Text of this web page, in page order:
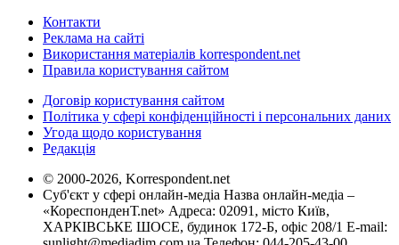
Контакти
Реклама на сайті
Використання матеріалів korrespondent.net
Правила користування сайтом
Договір користування сайтом
Політика у сфері конфіденційності і персональних даних
Угода щодо користування
Редакція
© 2000-2026, Korrespondent.net
Суб'єкт у сфері онлайн-медіа Назва онлайн-медіа –
«КореспонденТ.net» Адреса: 02091, місто Київ,
ХАРКІВСЬКЕ ШОСЕ, будинок 172-Б, офіс 208/1 E-mail: